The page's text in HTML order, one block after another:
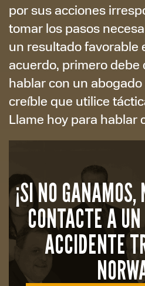
por sus acciones
tomar los pasos
un resultado favorable
acuerdo, primero debe
hablar con un
creíble que utilice
Llame hoy para hablar
¡SI NO
CONTACTE A
ACCIDENTE